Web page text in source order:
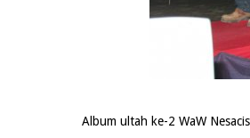
Album ultah ke-2 WaW